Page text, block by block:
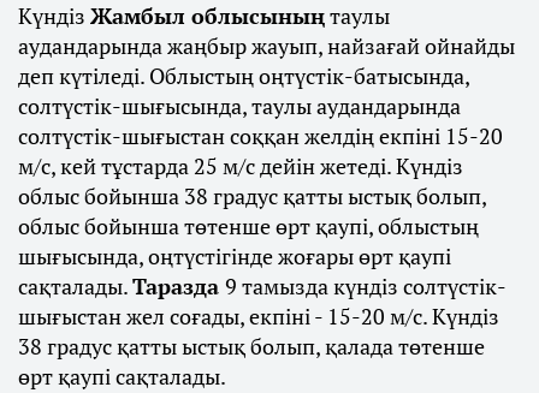
Күндіз Жамбыл облысыныңтаулы
аудандарында жаңбыр жауып, найзағай ойнайды
деп күтіледі. Облыстың оңтүстік-батысында,
солтүстік-шығысында, таулы аудандарында
солтүстік-шығыстан соққан желдің екпіні 15-20
м/с, кей тұстарда 25 м/с дейін жетеді. Күндіз
облыс бойынша 38 градус қатты ыстық болып,
облыс бойынша төтенше өрт қаупі, облыстың
шығысында, оңтүстігінде жоғары өрт қаупі
сақталады.Таразда 9 тамызда күндіз солтүстік-
шығыстан жел соғады, екпіні - 15-20 м/с. Күндіз
38 градус қатты ыстық болып, қалада төтенше
өрт қаупі сақталады.